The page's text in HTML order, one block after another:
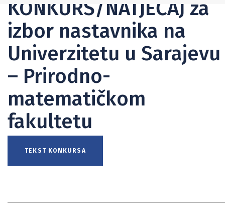
KONKURS/NATJEČAJ za
izbor nastavnika na
Univerzitetu u Sarajevu
– Prirodno-
matematičkom
fakultetu
TEKST KONKURSA